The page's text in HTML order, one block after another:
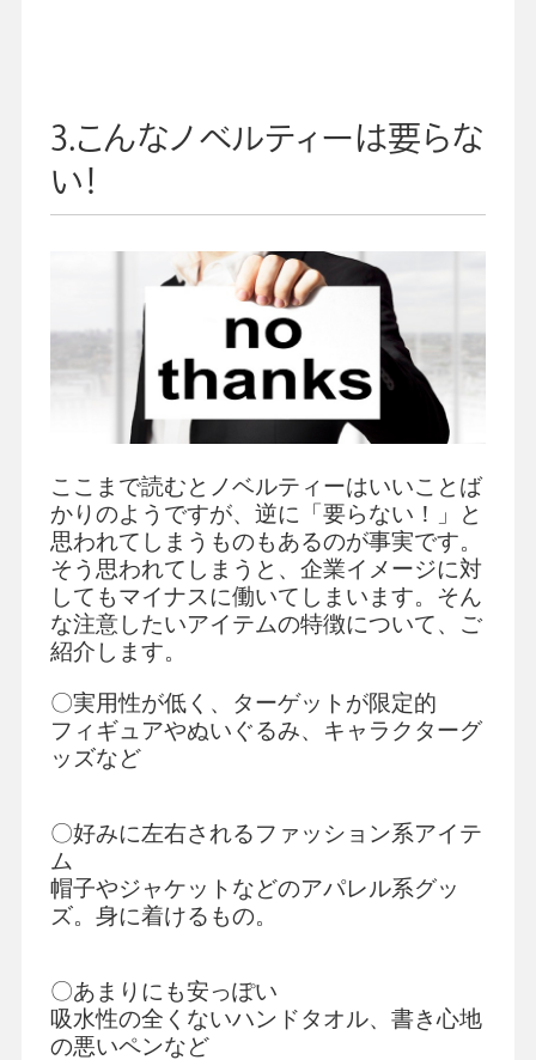
3.こんなノベルティーは要らな
い！
ここまで読むとノベルティーはいいことば
かりのようですが、逆に「要らない！」と
思われてしまうものもあるのが事実です。
そう思われてしまうと、企業イメージに対
してもマイナスに働いてしまいます。そん
な注意したいアイテムの特徴について、ご
紹介します。
〇実用性が低く、ターゲットが限定的
フィギュアやぬいぐるみ、キャラクターグ
ッズなど
〇好みに左右されるファッション系アイテ
ム
帽子やジャケットなどのアパレル系グッ
ズ。身に着けるもの。
〇あまりにも安っぽい
吸水性の全くないハンドタオル、書き心地
の悪いペンなど